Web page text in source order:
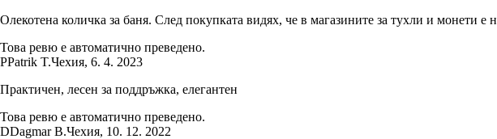
Олекотена количка за баня. След покупката видях, че в магазините за тухли и монети е
Това ревю е автоматично преведено.
PPatrik T.Чехия, 6. 4. 2023
Практичен, лесен за поддръжка, елегантен
Това ревю е автоматично преведено.
DDagmar B.Чехия, 10. 12. 2022